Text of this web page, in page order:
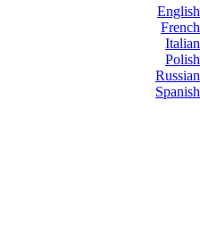
English
French
Italian
Polish
Russian
Spanish